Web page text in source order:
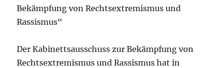
Bekämpfung von Rechtsextremismus und
Rassismus“
Der Kabinettsausschuss zur Bekämpfung von
Rechtsextremismus und Rassismus hat in